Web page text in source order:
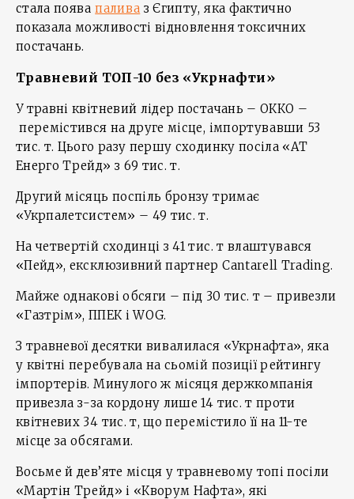
стала появапалива з Єгипту, яка фактично
показала можливості відновлення токсичних
постачань.
Травневий ТОП-10 без «Укрнафти»
У травні квітневий лідер постачань – ОККО –
перемістився на друге місце, імпортувавши 53
тис. т. Цього разу першу сходинку посіла «АТ
Енерго Трейд» з 69 тис. т.
Другий місяць поспіль бронзу тримає
«Укрпалетсистем» – 49 тис. т.
На четвертій сходинці з 41 тис. т влаштувався
«Пейд», ексклюзивний партнер Cantarell Trading.
Майже однакові обсяги – під 30 тис. т – привезли
«Газтрім», ППЕК і WOG.
З травневої десятки вивалилася «Укрнафта», яка
у квітні перебувала на сьомій позиції рейтингу
імпортерів. Минулого ж місяця держкомпанія
привезла з-за кордону лише 14 тис. т проти
квітневих 34 тис. т, що перемістило її на 11-те
місце за обсягами.
Восьме й дев’яте місця у травневому топі посіли
«Мартін Трейд» і «Кворум Нафта», які